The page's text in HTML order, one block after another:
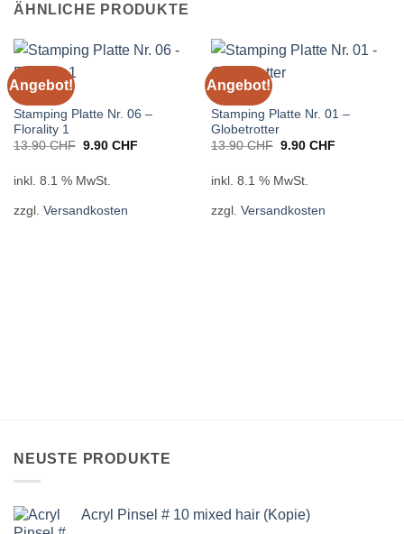
ÄHNLICHE PRODUKTE
Angebot!
STAMPING
Stamping Platte Nr. 06 –
Florality 1
13.90CHF Ursprünglicher
13.90 CHF
9.90 CHFAktueller
inkl. 8.1 % MwSt.
zzgl. Versandkosten
Angebot!
STAMPING
Stamping Platte Nr. 01 –
Globetrotter
13.90CHF Ursprünglicher
13.90 CHF
9.90 CHFAktueller
inkl. 8.1 % MwSt.
zzgl. Versandkosten
NEUSTE PRODUKTE
Acryl Pinsel # 10 mixed hair (Kopie)